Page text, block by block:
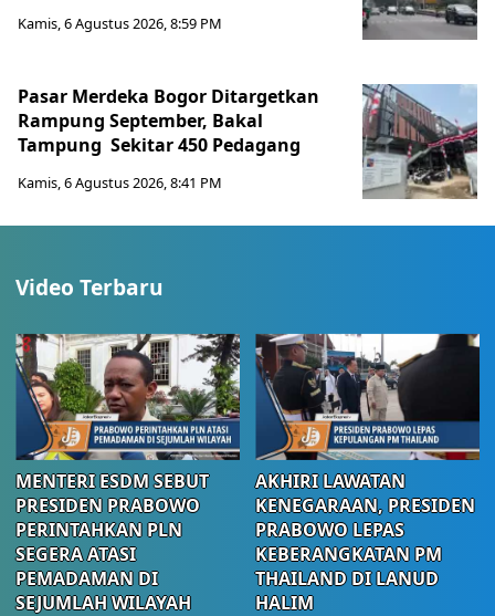
Kamis, 6 Agustus 2026, 8:59 PM
Pasar Merdeka Bogor Ditargetkan
Rampung September, Bakal
Tampung Sekitar 450 Pedagang
Kamis, 6 Agustus 2026, 8:41 PM
Video Terbaru
MENTERI ESDM SEBUT
PRESIDEN PRABOWO
PERINTAHKAN PLN
SEGERA ATASI
PEMADAMAN DI
SEJUMLAH WILAYAH
AKHIRI LAWATAN
KENEGARAAN, PRESIDEN
PRABOWO LEPAS
KEBERANGKATAN PM
THAILAND DI LANUD
HALIM